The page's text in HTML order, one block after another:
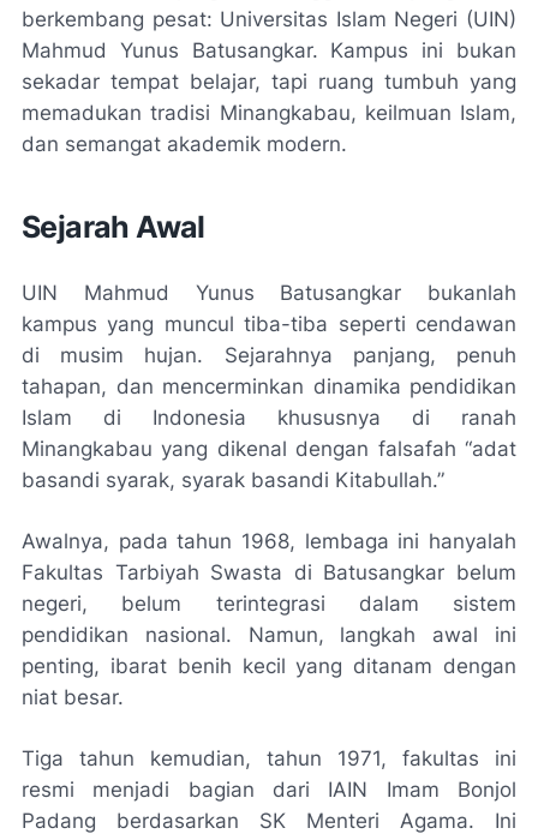
berkembang pesat: Universitas Islam Negeri (UIN)
Mahmud Yunus Batusangkar. Kampus ini bukan
sekadar tempat belajar, tapi ruang tumbuh yang
memadukan tradisi Minangkabau, keilmuan Islam,
dan semangat akademik modern.
Sejarah Awal
UIN Mahmud Yunus Batusangkar bukanlah
kampus yang muncul tiba-tiba seperti cendawan
di musim hujan. Sejarahnya panjang, penuh
tahapan, dan mencerminkan dinamika pendidikan
Islam di Indonesia khususnya di ranah
Minangkabau yang dikenal dengan falsafah “adat
basandi syarak, syarak basandi Kitabullah.”
Awalnya, pada tahun 1968, lembaga ini hanyalah
Fakultas Tarbiyah Swasta di Batusangkar belum
negeri, belum terintegrasi dalam sistem
pendidikan nasional. Namun, langkah awal ini
penting, ibarat benih kecil yang ditanam dengan
niat besar.
Tiga tahun kemudian, tahun 1971, fakultas ini
resmi menjadi bagian dari IAIN Imam Bonjol
Padang berdasarkan SK Menteri Agama. Ini